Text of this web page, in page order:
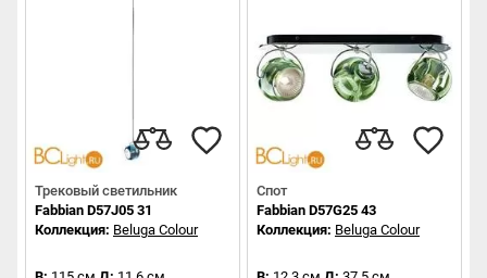
Трековый светильник
Fabbian D57J05 31
Коллекция: Beluga Colour
Спот
Fabbian D57G25 43
Коллекция: Beluga Colour